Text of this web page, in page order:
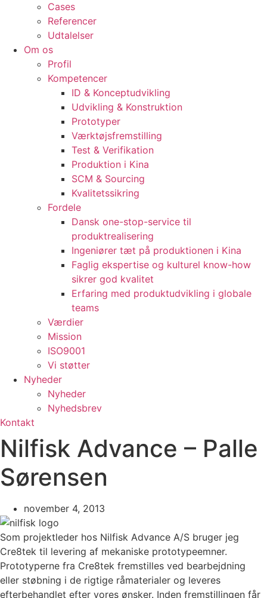
Cases
Referencer
Udtalelser
Om os
Profil
Kompetencer
ID & Konceptudvikling
Udvikling & Konstruktion
Prototyper
Værktøjsfremstilling
Test & Verifikation
Produktion i Kina
SCM & Sourcing
Kvalitetssikring
Fordele
Dansk one-stop-service til
produktrealisering
Ingeniører tæt på produktionen i Kina
Faglig ekspertise og kulturel know-how
sikrer god kvalitet
Erfaring med produktudvikling i globale
teams
Værdier
Mission
ISO9001
Vi støtter
Nyheder
Nyheder
Nyhedsbrev
Kontakt
Nilfisk Advance – Palle
Sørensen
november 4, 2013
Som projektleder hos Nilfisk Advance A/S bruger jeg
Cre8tek til levering af mekaniske prototypeemner.
Prototyperne fra Cre8tek fremstilles ved bearbejdning
eller støbning i de rigtige råmaterialer og leveres
efterbehandlet efter vores ønsker. Inden fremstillingen får